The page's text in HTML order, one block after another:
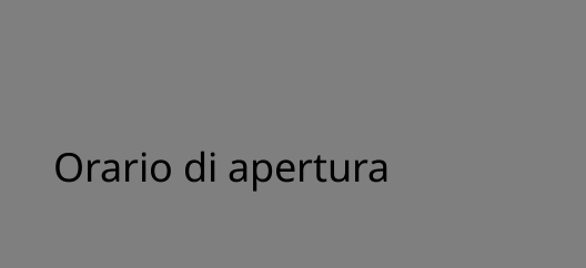
Orario di apertura